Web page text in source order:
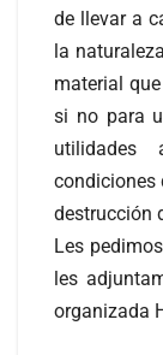
de llevar a
la
material
si no para
condiciones
destrucción
Les
les
organizada